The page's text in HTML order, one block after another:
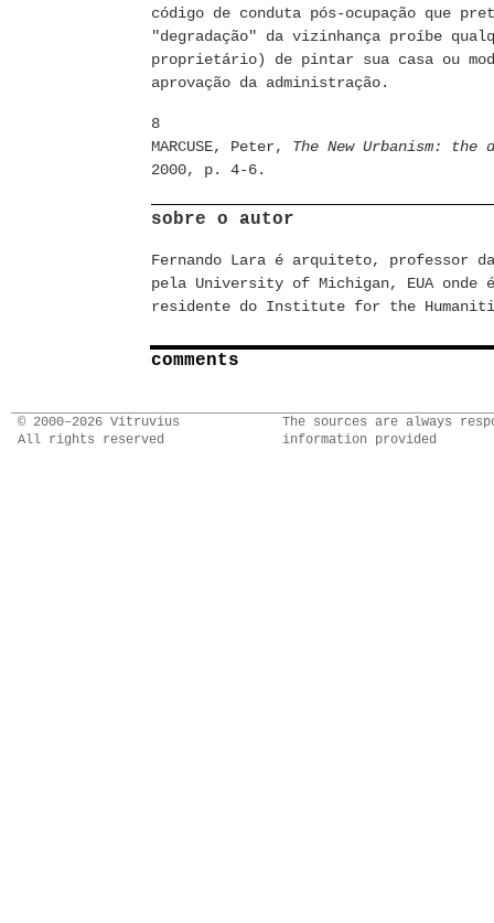
código de conduta pós-ocupação que
"degradação" da vizinhança proíbe
proprietário) de pintar sua casa ou
aprovação da administração.
8
MARCUSE, Peter, The New Urbanism: the
2000, p. 4-6.
sobre o autor
Fernando Lara é arquiteto, professor da
pela University of Michigan, EUA onde
residente do Institute for the
comments
© 2000–2026 Vitruvius
All rights reserved
The sources are always
information provided